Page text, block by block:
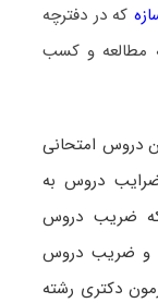
که در دفترچه
نسبت به مطالعه و کسب
دروس امتحانی
دروس به
ضریب دروس
عمومی (شامل زبان عمومی دکتری) برابر ۱ و ضریب دروس
دکتری رشته